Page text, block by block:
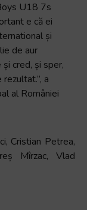
U18 7s
e că ei
și
de aur
și cred, și sper,
rezultat.”, a
al României
Cristian Petrea,
Mîrzac, Vlad